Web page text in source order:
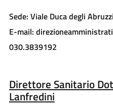
Sede: Viale Duca degli
E-mail:
030.3839192
Direttore Sanitario
Lanfredini